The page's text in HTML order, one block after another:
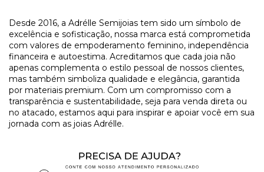
Desde 2016, a Adrélle Semijoias tem sido um símbolo de
excelência e sofisticação, nossa marca está comprometida
com valores de empoderamento feminino, independência
financeira e autoestima. Acreditamos que cada joia não
apenas complementa o estilo pessoal de nossos clientes,
mas também simboliza qualidade e elegância, garantida
por materiais premium. Com um compromisso com a
transparência e sustentabilidade, seja para venda direta ou
no atacado, estamos aqui para inspirar e apoiar você em sua
jornada com as joias Adrélle.